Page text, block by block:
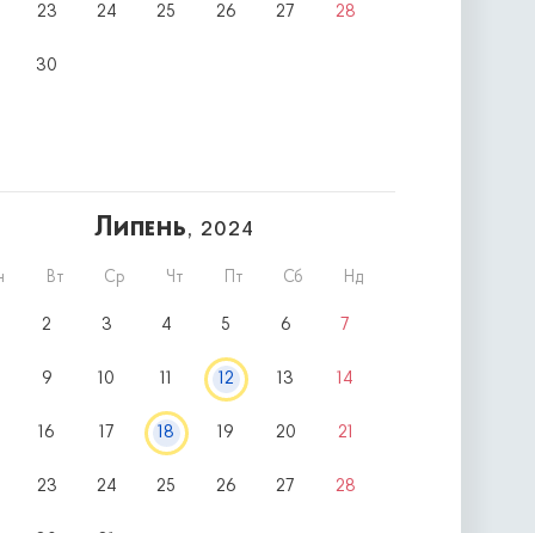
23 24 25 26 27 28
30
Липень, 2024
Вт Ср Чт Пт Сб Нд
2 3 4 5 6 7
9 10 11 12 13 14
16 17 18 19 20 21
23 24 25 26 27 28